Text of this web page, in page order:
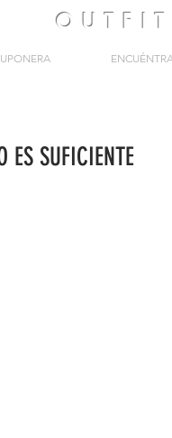
OUTFIT
ES SUFICIENTE